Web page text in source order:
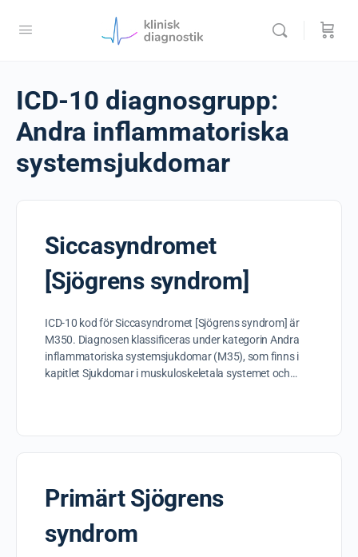
ICD-10 diagnosgrupp:
Andra inflammatoriska
systemsjukdomar
Siccasyndromet
[Sjögrens syndrom]
ICD-10 kod för Siccasyndromet [Sjögrens syndrom] är
M350. Diagnosen klassificeras under kategorin Andra
inflammatoriska systemsjukdomar (M35), som finns i
kapitlet Sjukdomar i muskuloskeletala systemet och…
Primärt Sjögrens
syndrom